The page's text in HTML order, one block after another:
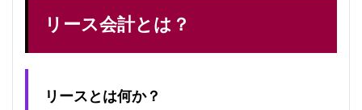
リース会計とは？
リースとは何か？